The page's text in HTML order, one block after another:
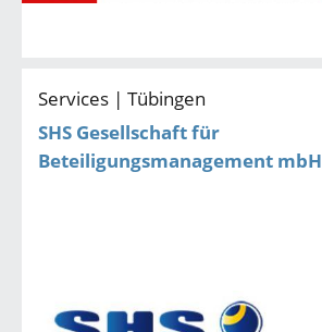
Services | Tübingen
SHS Gesellschaft für
Beteiligungsmanagement mbH